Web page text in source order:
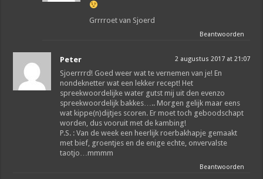
Grrrroet van Sjoerd
Beantwoorden
Peter 2 augustus 2017 at 21:07
Sjoerrrrd! Goed weer wat te vernemen van je! En
nondeknetter wat een lekker recept! Het
spreekwoordelijke water gutst mij uit den evenzo
spreekwoordelijk bakkes….. Morgen gelijk maar eens
wat kippe(n)dijtjes scoren. Er moet toch geboodschapt
worden, dus vooruit met de kambing!
P.S. : Van de week een heerlijk roerbakhapje gemaakt
met bief, groentjes en de enige echte, onvervalste
taotjo…mmmm
Beantwoorden